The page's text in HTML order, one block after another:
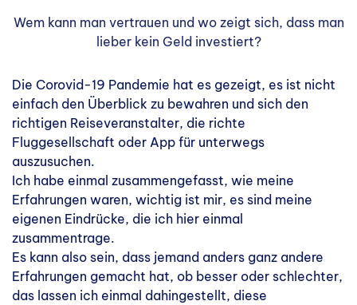
Wem kann man vertrauen und wo zeigt sich, dass man
lieber kein Geld investiert?
Die Corovid-19 Pandemie hat es gezeigt, es ist nicht
einfach den Überblick zu bewahren und sich den
richtigen Reiseveranstalter, die richte
Fluggesellschaft oder App für unterwegs
auszusuchen.
Ich habe einmal zusammengefasst, wie meine
Erfahrungen waren, wichtig ist mir, es sind meine
eigenen Eindrücke, die ich hier einmal
zusammentrage.
Es kann also sein, dass jemand anders ganz andere
Erfahrungen gemacht hat, ob besser oder schlechter,
das lassen ich einmal dahingestellt, diese